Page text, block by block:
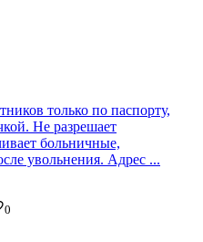
только по паспорту,
Не разрешает
больничные,
увольнения. Адрес ...
0